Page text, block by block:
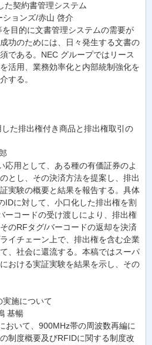
た契約書管理システム
ョンズ/赤山 啓介
目的に文書管理システムの需要が
功のためには、日々発生する文書の
である。NEC グループではリース
活用、業務効率化と内部統制強化を
する。
た排出権付き商品と排出権取引の
応用として、ある種の有価証券のよ
とし、その決済方法を提案し、排出
実験の概要と結果を報告する。具体
IDに対して、小口化した排出権を割
ーコードの受け渡しにより、排出権
のRFタグ/バーコードの返却を決済
イチェーン上で、排出権を含む企業
、社会に還流する。本稿ではスーパ
おける実証実験を結果を示し、その
実施について
基暢
おいて、900MHz帯の周波数再編に
制度概要及びRFIDに関する制度改